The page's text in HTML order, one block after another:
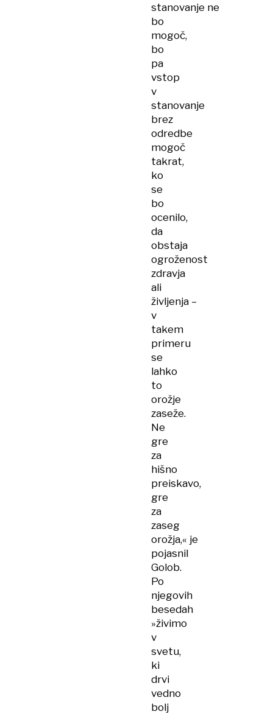
stanovanje ne
bo
mogoč,
bo
pa
vstop
v
stanovanje
brez
odredbe
mogoč
takrat,
ko
se
bo
ocenilo,
da
obstaja
ogroženost
zdravja
ali
življenja –
v
takem
primeru
se
lahko
to
orožje
zaseže.
Ne
gre
za
hišno
preiskavo,
gre
za
zaseg
orožja,« je
pojasnil
Golob.
Po
njegovih
besedah
»živimo
v
svetu,
ki
drvi
vedno
bolj